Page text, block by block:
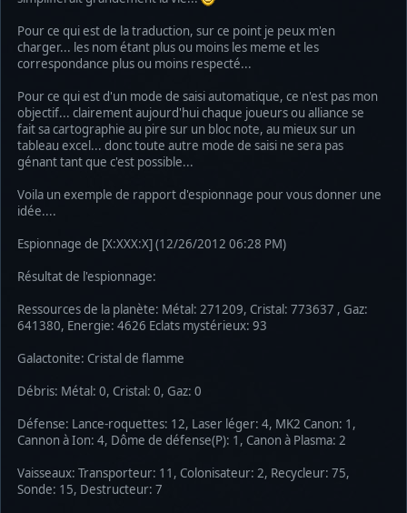
Pour ce qui est de la traduction, sur ce point je peux m'en
charger... les nom étant plus ou moins les meme et les
correspondance plus ou moins respecté...
Pour ce qui est d'un mode de saisi automatique, ce n'est pas mon
objectif... clairement aujourd'hui chaque joueurs ou alliance se
fait sa cartographie au pire sur un bloc note, au mieux sur un
tableau excel... donc toute autre mode de saisi ne sera pas
génant tant que c'est possible...
Voila un exemple de rapport d'espionnage pour vous donner une
idée....
Espionnage de [X:XXX:X] (12/26/2012 06:28 PM)
Résultat de l'espionnage:
Ressources de la planète: Métal: 271209, Cristal: 773637 , Gaz:
641380, Energie: 4626 Eclats mystérieux: 93
Galactonite: Cristal de flamme
Débris: Métal: 0, Cristal: 0, Gaz: 0
Défense: Lance-roquettes: 12, Laser léger: 4, MK2 Canon: 1,
Cannon à Ion: 4, Dôme de défense(P): 1, Canon à Plasma: 2
Vaisseaux: Transporteur: 11, Colonisateur: 2, Recycleur: 75,
Sonde: 15, Destructeur: 7